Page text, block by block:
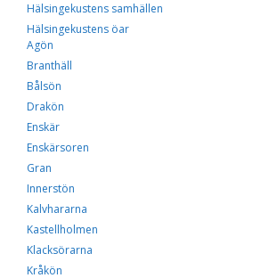
Hälsingekustens samhällen
Hälsingekustens öar
Agön
Branthäll
Bålsön
Drakön
Enskär
Enskärsoren
Gran
Innerstön
Kalvhararna
Kastellholmen
Klacksörarna
Kråkön